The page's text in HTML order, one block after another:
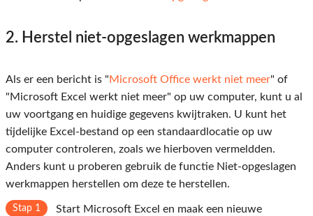
2. Herstel niet-opgeslagen werkmappen
Als er een bericht is "Microsoft Office werkt niet meer" of
"Microsoft Excel werkt niet meer" op uw computer, kunt u al
uw voortgang en huidige gegevens kwijtraken. U kunt het
tijdelijke Excel-bestand op een standaardlocatie op uw
computer controleren, zoals we hierboven vermeldden.
Anders kunt u proberen gebruik de functie Niet-opgeslagen
werkmappen herstellen om deze te herstellen.
Stap 1
Start Microsoft Excel en maak een nieuwe